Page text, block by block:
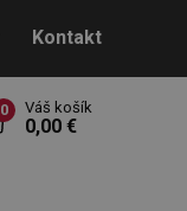
Kontakt
0 Váš košík
0,00 €